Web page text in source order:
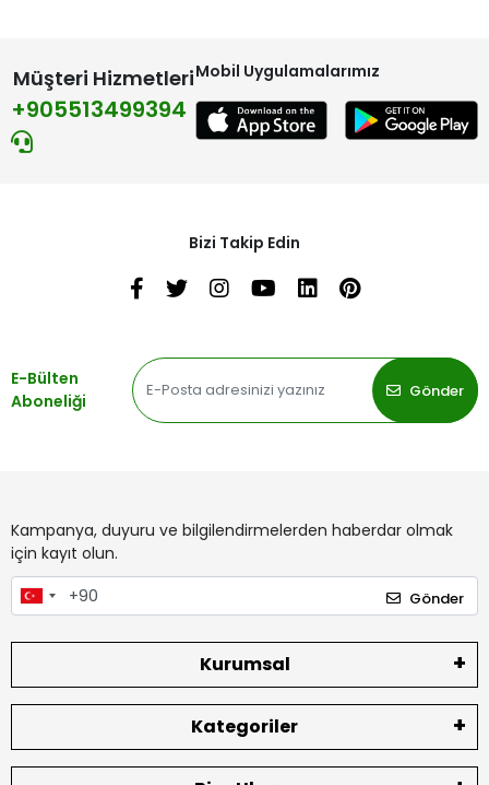
Müşteri Hizmetleri
+905513499394
Mobil Uygulamalarımız
Bizi Takip Edin
E-Bülten
Aboneliği
Gönder
Kampanya, duyuru ve bilgilendirmelerden haberdar olmak
için kayıt olun.
Gönder
Kurumsal
Kategoriler